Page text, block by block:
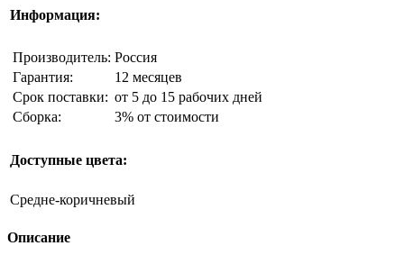
Информация:
Производитель: Россия
Гарантия:
12 месяцев
Срок поставки: от 5 до 15 рабочих дней
Сборка:
3% от стоимости
Доступные цвета:
Средне-коричневый
Описание